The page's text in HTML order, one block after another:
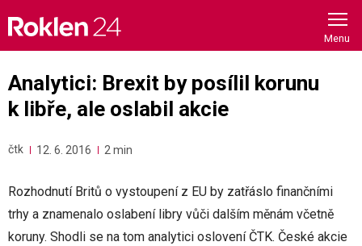
content
Analytici: Brexit by posílil korunu
k libře, ale oslabil akcie
čtk 12. 6. 2016 2 min
Rozhodnutí Britů o vystoupení z EU by zatřáslo finančními
trhy a znamenalo oslabení libry vůči dalším měnám včetně
koruny. Shodli se na tom analytici oslovení ČTK. České akcie